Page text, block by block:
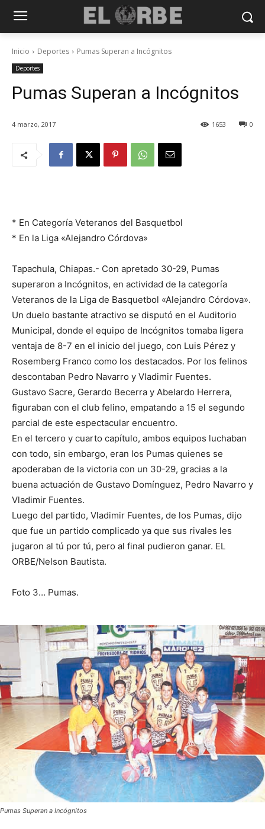
Inicio Deportes Pumas Superan a Incógnitos
Deportes
Pumas Superan a Incógnitos
4 marzo, 2017 0
1653
* En Categoría Veteranos del Basquetbol
* En la Liga «Alejandro Córdova»
Tapachula, Chiapas.- Con apretado 30-29, Pumas
superaron a Incógnitos, en actividad de la categoría
Veteranos de la Liga de Basquetbol «Alejandro Córdova».
Un duelo bastante atractivo se disputó en el Auditorio
Municipal, donde el equipo de Incógnitos tomaba ligera
ventaja de 8-7 en el inicio del juego, con Luis Pérez y
Rosemberg Franco como los destacados. Por los felinos
descontaban Pedro Navarro y Vladimir Fuentes.
Gustavo Sacre, Gerardo Becerra y Abelardo Herrera,
figuraban con el club felino, empatando a 15 el segundo
parcial de este espectacular encuentro.
En el tercero y cuarto capítulo, ambos equipos luchaban
con todo, sin embargo, eran los Pumas quienes se
apoderaban de la victoria con un 30-29, gracias a la
buena actuación de Gustavo Domínguez, Pedro Navarro y
Vladimir Fuentes.
Luego del partido, Vladimir Fuentes, de los Pumas, dijo
que fue un partido complicado ya que sus rivales les
jugaron al tú por tú, pero al final pudieron ganar. EL
ORBE/Nelson Bautista.
Foto 3… Pumas.
Pumas Superan a Incógnitos